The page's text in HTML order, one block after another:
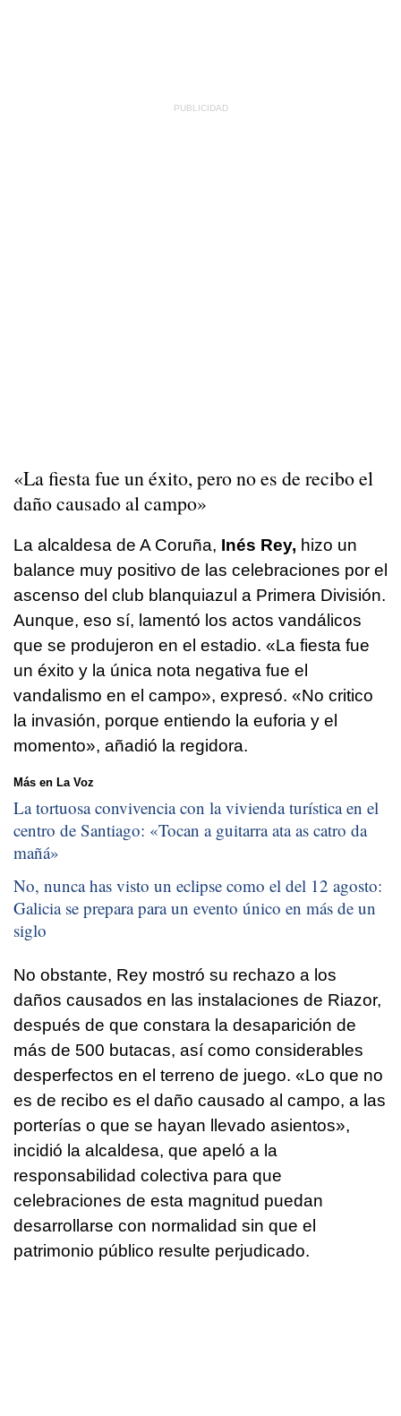
«La fiesta fue un éxito, pero no es de recibo el
daño causado al campo»
La alcaldesa de A Coruña, Inés Rey, hizo un
balance muy positivo de las celebraciones por el
ascenso del club blanquiazul a Primera División.
Aunque, eso sí, lamentó los actos vandálicos
que se produjeron en el estadio. «La fiesta fue
un éxito y la única nota negativa fue el
vandalismo en el campo», expresó. «No critico
la invasión, porque entiendo la euforia y el
momento», añadió la regidora.
Más en La Voz
La tortuosa convivencia con la vivienda turística en el
centro de Santiago: «Tocan a guitarra ata as catro da
mañá»
No, nunca has visto un eclipse como el del 12 agosto:
Galicia se prepara para un evento único en más de un
siglo
No obstante, Rey mostró su rechazo a los
daños causados en las instalaciones de Riazor,
después de que constara la desaparición de
más de 500 butacas, así como considerables
desperfectos en el terreno de juego. «Lo que no
es de recibo es el daño causado al campo, a las
porterías o que se hayan llevado asientos»,
incidió la alcaldesa, que apeló a la
responsabilidad colectiva para que
celebraciones de esta magnitud puedan
desarrollarse con normalidad sin que el
patrimonio público resulte perjudicado.